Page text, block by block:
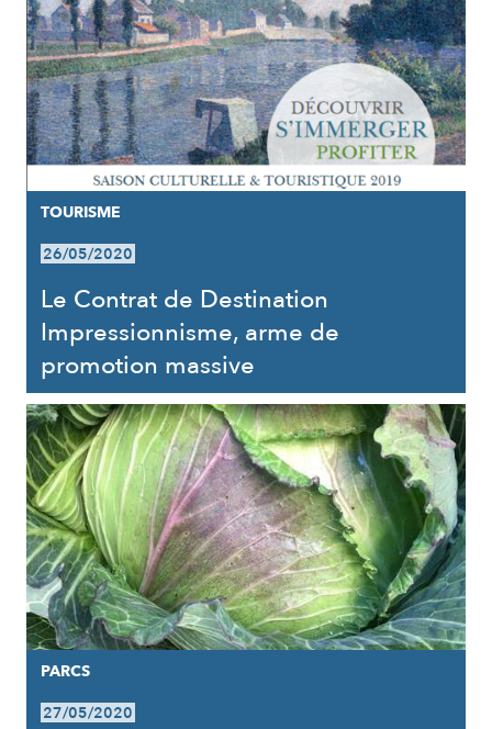
TOURISME
26/05/2020
Le Contrat de Destination
Impressionnisme, arme de
promotion massive
PARCS
27/05/2020